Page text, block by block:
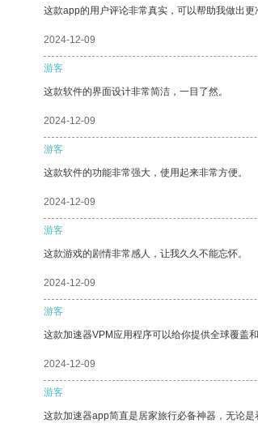
这款app的用户评论非常真实，可以帮助我做出更
2024-12-09
游客
这款软件的界面设计非常简洁，一目了然。
2024-12-09
游客
这款软件的功能非常强大，使用起来非常方便。
2024-12-09
游客
这款游戏的剧情非常感人，让我久久不能忘怀。
2024-12-09
游客
这款加速器VPM应用程序可以给你提供全球覆盖
2024-12-09
游客
这款加速器app简直是居家旅行必备神器，无论